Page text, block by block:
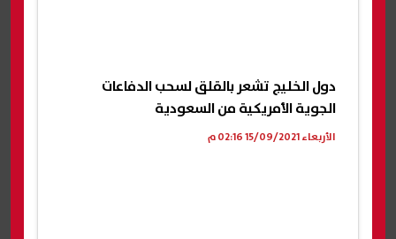
دول الخليج تشعر بالقلق لسحب الدفاعات
الجوية الأمريكية من السعودية
الأربعاء 15/09/2021 02:16 م